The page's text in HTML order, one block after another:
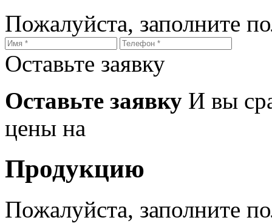
Пожалуйста, заполните
Оставьте заявку
Оставьте заявку И вы
цены на
Продукцию
Пожалуйста, заполните